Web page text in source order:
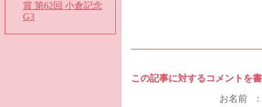
賞 第62回 小倉記念
G3
この記事に対するコメントを書
お名前